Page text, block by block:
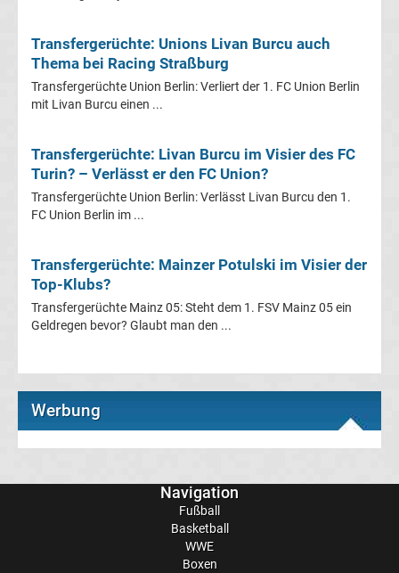
EM
Frauenfußball
Amateurfußball
Transfergerüchte
-
Meldungen
Transfermarkt
Transfergerüchte: Unions Livan Burcu auch
Thema bei Racing Straßburg
Transfergerüchte Union Berlin: Verliert der 1. FC Union Berlin
mit Livan Burcu einen ...
Transfergerüchte: Livan Burcu im Visier des FC
Turin? – Verlässt er den FC Union?
Transfergerüchte Union Berlin: Verlässt Livan Burcu den 1.
FC Union Berlin im ...
Transfergerüchte: Mainzer Potulski im Visier der
Top-Klubs?
Transfergerüchte Mainz 05: Steht dem 1. FSV Mainz 05 ein
Geldregen bevor? Glaubt man den ...
Werbung
Navigation
Fußball
Basketball
WWE
Boxen